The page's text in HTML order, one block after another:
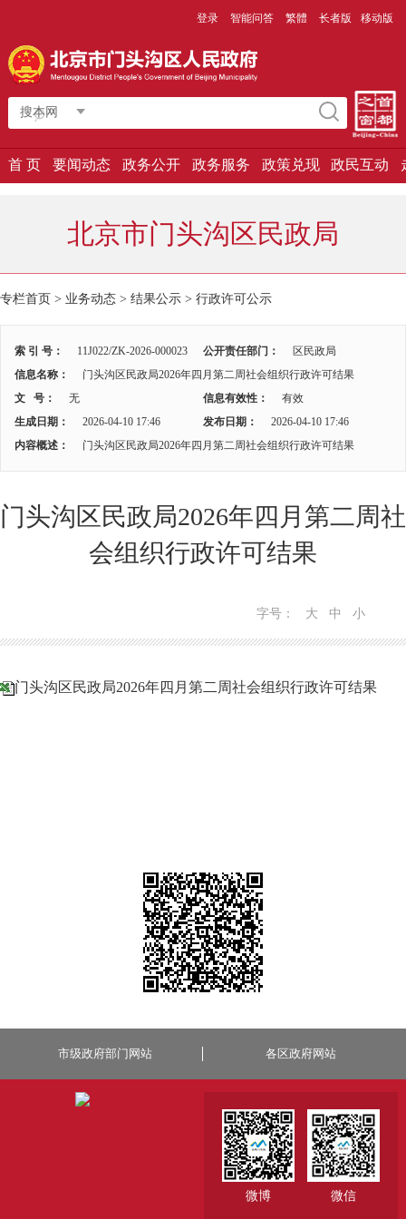
登录 智能问答 繁體 长者版 移动版
搜本网
首 页 要闻动态 政务公开 政务服务 政策兑现 政民互动
北京市门头沟区民政局
专栏首页 > 业务动态 > 结果公示 > 行政许可公示
索 引 号： 11J022/ZK-2026-000023 公开责任部门：
区民政局
信息名称：
门头沟区民政局2026年四月第二周社会组织行政许可结果
文 号：
无 信息有效性：
有效
生成日期：
2026-04-10 17:46 发布日期：
2026-04-10 17:46
内容概述：
门头沟区民政局2026年四月第二周社会组织行政许可结果
门头沟区民政局2026年四月第二周社
会组织行政许可结果
字号： 大 中 小
门头沟区民政局2026年四月第二周社会组织行政许可结果
市级政府部门网站 各区政府网站
微博 微信